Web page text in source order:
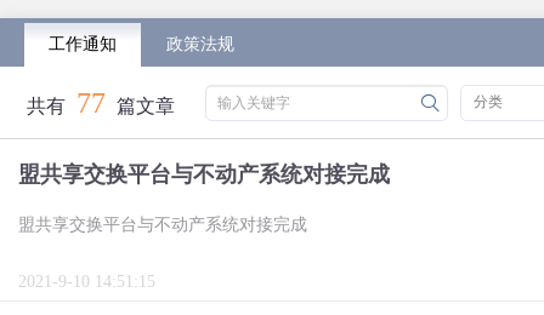
工作通知 政策法规
共有 77 篇文章 关键字筛选
输入关键字 分类
盟共享交换平台与不动产系统对接完成
盟共享交换平台与不动产系统对接完成
2021-9-10 14:51:15